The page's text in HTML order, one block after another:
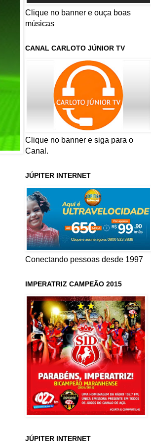
Clique no banner e ouça boas
músicas
CANAL CARLOTO JÚNIOR TV
Clique no banner e siga para o
Canal.
JÚPITER INTERNET
Conectando pessoas desde 1997
IMPERATRIZ CAMPEÃO 2015
JÚPITER INTERNET